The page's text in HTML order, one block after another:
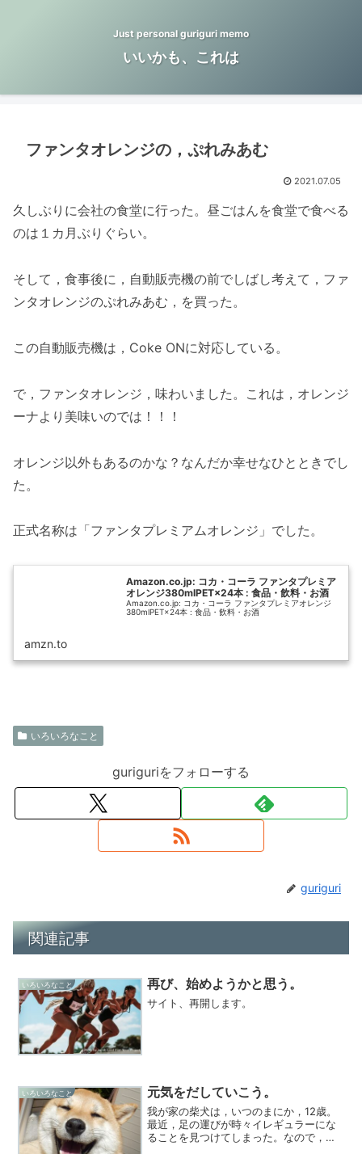
Just personal guriguri memo
いいかも、これは
ファンタオレンジの，ぷれみあむ
2021.07.05
久しぶりに会社の食堂に行った。昼ごはんを食堂で食べる
のは１カ月ぶりぐらい。
そして，食事後に，自動販売機の前でしばし考えて，ファ
ンタオレンジのぷれみあむ，を買った。
この自動販売機は，Coke ONに対応している。
で，ファンタオレンジ，味わいました。これは，オレンジ
ーナより美味いのでは！！！
オレンジ以外もあるのかな？なんだか幸せなひとときでし
た。
正式名称は「ファンタプレミアムオレンジ」でした。
Amazon.co.jp: コカ・コーラ ファンタプレミア
オレンジ380mlPET×24本 : 食品・飲料・お酒
Amazon.co.jp: コカ・コーラ ファンタプレミアオレンジ
380mlPET×24本 : 食品・飲料・お酒
amzn.to
いろいろなこと
guriguriをフォローする
guriguri
関連記事
いろいろなこと 再び、始めようかと思う。
サイト、再開します。
いろいろなこと 元気をだしていこう。
我が家の柴犬は，いつのまにか，12歳。
最近，足の運びが時々イレギュラーにな
ることを見つけてしまった。なので，シ